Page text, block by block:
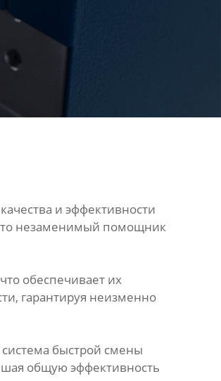
и эффективности
незаменимый помощник
обеспечивает их
гарантируя неизменно
быстрой смены
общую эффективность